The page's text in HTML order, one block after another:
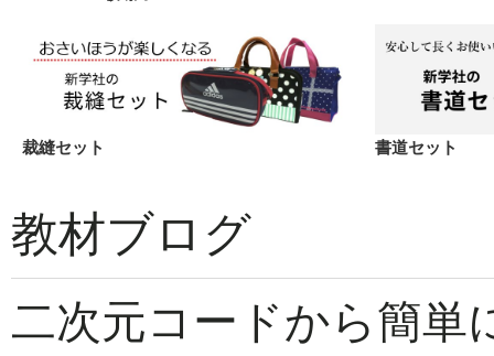
裁縫セット 書道セット
教材ブログ
二次元コードから簡単